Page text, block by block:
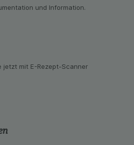
und Information.
jetzt mit E-Rezept-Scanner